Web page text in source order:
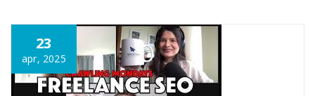
23
apr, 2025